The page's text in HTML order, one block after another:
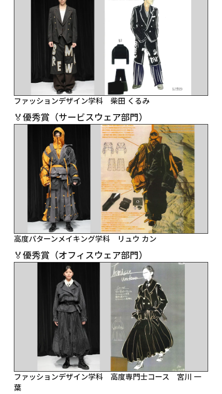
ファッションデザイン学科　柴田 くるみ
🏅優秀賞（サービスウェア部門）
高度パターンメイキング学科　リュウ カン
🏅優秀賞（オフィスウェア部門）
ファッションデザイン学科　高度専門士コース　宮川 一
葉